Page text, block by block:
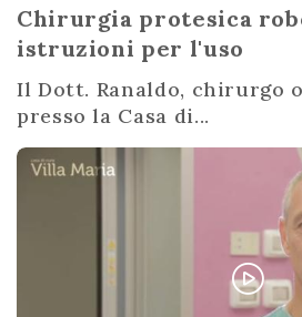
Chirurgia protesica
istruzioni per l'uso
Il Dott. Ranaldo, chirurgo
presso la Casa di...